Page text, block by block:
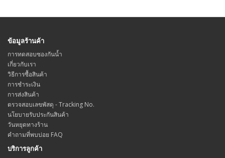
ข้อมูลร้านค้า
การทดสอบซองกันน้ำ
เกี่ยวกับเรา
วิธีการซื้อสินค้า
การชำระเงิน
การส่งสินค้า
ตรวจสอบเลขพัสดุ - Tracking No.
นโยบายรับประกันสินค้า
วันหยุดทางร้าน
คำถามที่พบบ่อย FAQ
บริการลูกค้า